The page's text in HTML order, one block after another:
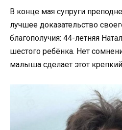
В конце мая супруги
лучшее доказательство
благополучия: 44-летняя
шестого ребёнка. Нет
малыша сделает этот